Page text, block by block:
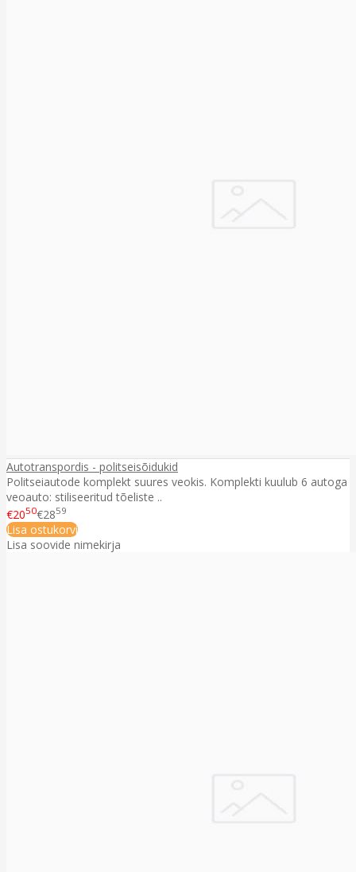
Autotranspordis - politseisõidukid
Politseiautode komplekt suures veokis. Komplekti kuulub 6 autoga
veoauto: stiliseeritud tõeliste ..
€2050€2859
Lisa ostukorvi
Lisa soovide nimekirja